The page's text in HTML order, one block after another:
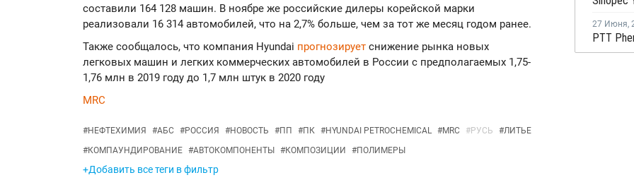
составили 164 128 машин. В ноябре же российские дилеры корейской марки
реализовали 16 314 автомобилей, что на 2,7% больше, чем за тот же месяц годом ранее.
Также сообщалось, что компания Hyundai прогнозирует снижение рынка новых
легковых машин и легких коммерческих автомобилей в России с предполагаемых 1,75-
1,76 млн в 2019 году до 1,7 млн штук в 2020 году
MRC
#НЕФТЕХИМИЯ #АБС #РОССИЯ #НОВОСТЬ #ПП #ПК #HYUNDAI PETROCHEMICAL #MRC #РУСЬ #ЛИТЬЕ
#КОМПАУНДИРОВАНИЕ #АВТОКОМПОНЕНТЫ #КОМПОЗИЦИИ #ПОЛИМЕРЫ
+Добавить все теги в фильтр
27 Июня,